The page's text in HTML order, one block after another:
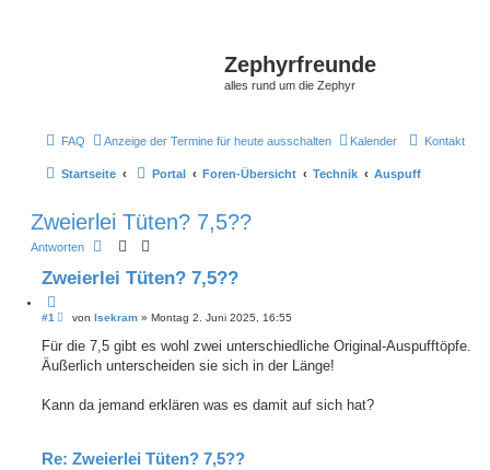
Zephyrfreunde
alles rund um die Zephyr
FAQ Anzeige der Termine für heute ausschalten Kalender Kontakt
Startseite Portal Foren-Übersicht Technik Auspuff
Zweierlei Tüten? 7,5??
Antworten
Zweierlei Tüten? 7,5??
i
i
e
n
#1
B
i
r
von Isekram» Montag 2. Juni 2025, 16:55
Für die 7,5 gibt es wohl zwei unterschiedliche Original-Auspufftöpfe.
Äußerlich unterscheiden sie sich in der Länge!
Kann da jemand erklären was es damit auf sich hat?
Re: Zweierlei Tüten? 7,5??